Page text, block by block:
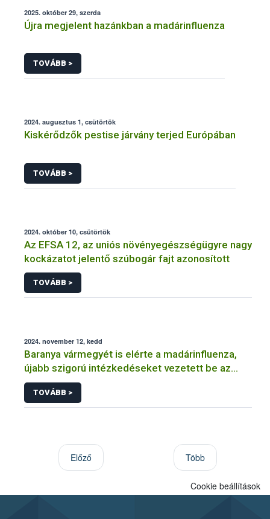
2025. október 29, szerda
Újra megjelent hazánkban a madárinfluenza
TOVÁBB >
2024. augusztus 1, csütörtök
Kiskérődzők pestise járvány terjed Európában
TOVÁBB >
2024. október 10, csütörtök
Az EFSA 12, az uniós növényegészségügyre nagy
kockázatot jelentő szúbogár fajt azonosított
TOVÁBB >
2024. november 12, kedd
Baranya vármegyét is elérte a madárinfluenza,
újabb szigorú intézkedéseket vezetett be az
országos főállatorvos
TOVÁBB >
Előző Több
Cookie beállítások